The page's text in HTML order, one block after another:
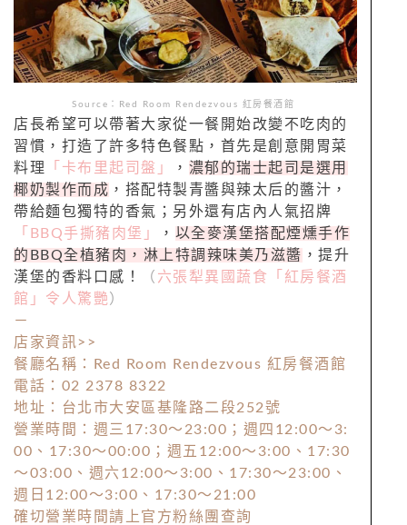
Source：Red Room Rendezvous 紅房餐酒館
店長希望可以帶著大家從一餐開始改變不吃肉的
習慣，打造了許多特色餐點，首先是創意開胃菜
料理
「卡布里起司盤」 ， 濃郁的瑞士起司是選用
椰奶製作而成 ，搭配特製青醬與辣太后的醬汁，
帶給麵包獨特的香氣；另外還有店內人氣招牌
「BBQ手撕豬肉堡」
， 以全麥漢堡搭配煙燻手作
的BBQ全植豬肉，淋上特調辣味美乃滋醬 ，提升
漢堡的香料口感！
（ 六張犁異國蔬食「紅房餐酒
館」令人驚艷 ）
－
店家資訊>>
餐廳名稱：Red Room Rendezvous 紅房餐酒館
電話：02 2378 8322
地址：台北市大安區基隆路二段252號
營業時間：週三17:30～23:00；週四12:00～3:
00、17:30～00:00；週五12:00～3:00、17:30
～03:00、週六12:00～3:00、17:30～23:00、
週日12:00～3:00、17:30～21:00
確切營業時間請上官方粉絲團查詢